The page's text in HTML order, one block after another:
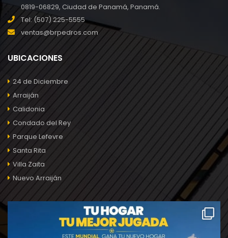
0819-06829, Ciudad de Panamá, Panamá.
Tel: (507) 225-5555
ventas@brpedros.com
UBICACIONES
24 de Diciembre
Arraiján
Calidonia
Condado del Rey
Parque Lefevre
Santa Rita
Villa Zaita
Nuevo Arraiján